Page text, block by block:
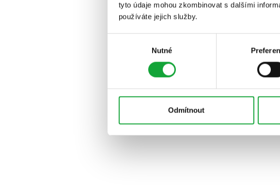
tyto údaje mohou zkombinovat s dalšími
používáte jejich služby.
Nutné
Odmítnout